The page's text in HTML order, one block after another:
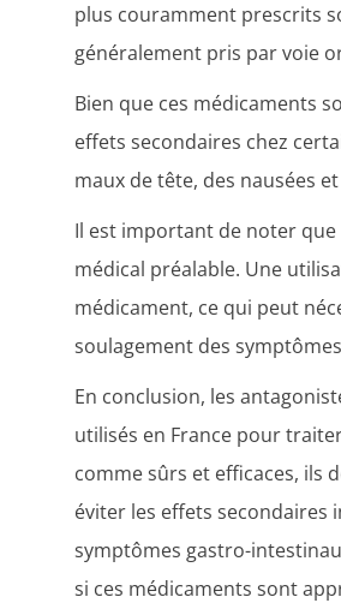
plus couramment prescrits
généralement pris par voie
Bien que ces médicaments
effets secondaires chez
maux de tête, des nausées
Il est important de noter
médical préalable. Une
médicament, ce qui peut
soulagement des
En conclusion, les
utilisés en France pour
comme sûrs et efficaces, ils
éviter les effets secondaires
symptômes gastro-
si ces médicaments sont